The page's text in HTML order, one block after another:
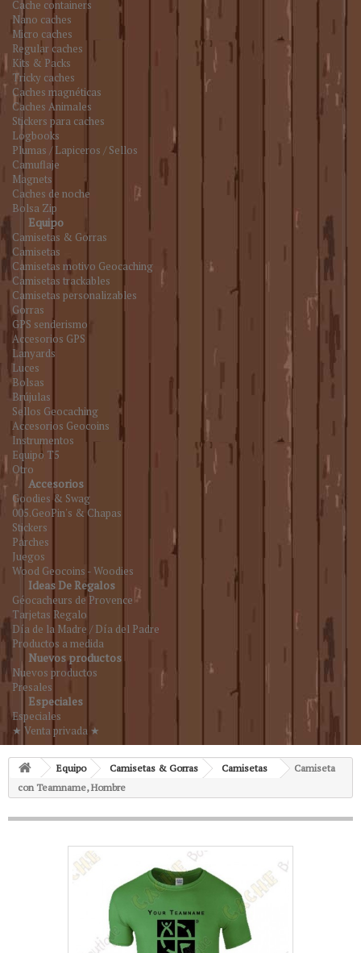
Cache containers
Nano caches
Micro caches
Regular caches
Kits & Packs
Tricky caches
Caches magnéticas
Caches Animales
Stickers para caches
Logbooks
Plumas / Lapiceros / Sellos
Camuflaje
Magnets
Caches de noche
Bolsa Zip
Equipo
Camisetas & Gorras
Camisetas
Camisetas motivo Geocaching
Camisetas trackables
Camisetas personalizables
Gorras
GPS senderismo
Accesorios GPS
Lanyards
Luces
Bolsas
Brújulas
Sellos Geocaching
Accesorios Geocoins
Instrumentos
Equipo T5
Otro
Accesorios
Goodies & Swag
005.GeoPin's & Chapas
Stickers
Parches
Juegos
Wood Geocoins - Woodies
Ideas De Regalos
Géocacheurs de Provence
Tarjetas Regalo
Día de la Madre / Día del Padre
Productos a medida
Nuevos productos
Nuevos productos
Presales
Especiales
Especiales
★ Venta privada ★
Equipo Camisetas & Gorras Camisetas
Camiseta
con Teamname, Hombre